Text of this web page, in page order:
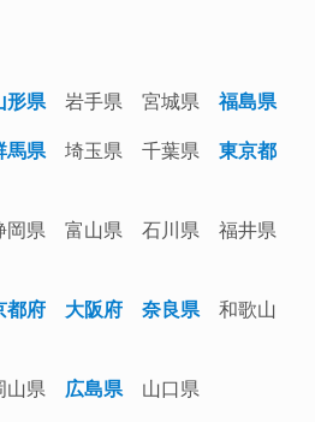
形県岩手県 宮城県福島県
馬県埼玉県 千葉県東京都
県 富山県 石川県 福井県
都府 大阪府 奈良県和歌山
山県 広島県山口県